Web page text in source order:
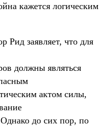
кажется логическим
Рид заявляет, что для
должны являться
актом силы,
до сих пор, по